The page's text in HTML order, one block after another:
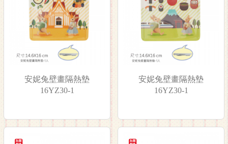
安妮兔壁畫隔熱墊
16YZ30-1
安妮兔壁畫隔熱墊
16YZ30-1